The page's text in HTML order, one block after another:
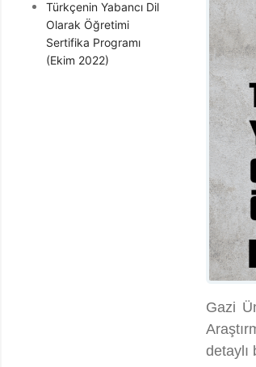
Türkçenin Yabancı Dil
Olarak Öğretimi
Sertifika Programı
(Ekim 2022)
Gazi
detaylı